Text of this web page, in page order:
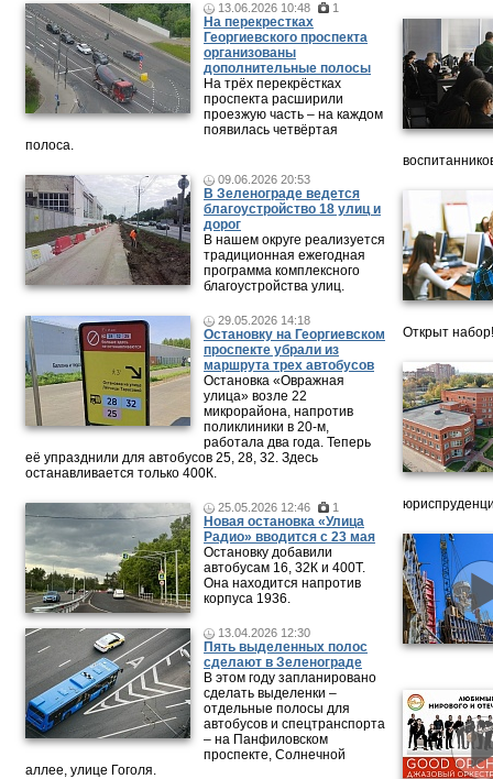
13.06.2026 10:48 1
На перекрестках
Георгиевского проспекта
организованы
дополнительные полосы
На трёх перекрёстках
проспекта расширили
проезжую часть – на каждом
появилась четвёртая
полоса.
09.06.2026 20:53
В Зеленограде ведется
благоустройство 18 улиц и
дорог
В нашем округе реализуется
традиционная ежегодная
программа комплексного
благоустройства улиц.
29.05.2026 14:18
Остановку на Георгиевском
проспекте убрали из
маршрута трех автобусов
Остановка «Овражная
улица» возле 22
микрорайона, напротив
поликлиники в 20-м,
работала два года. Теперь
её упразднили для автобусов 25, 28, 32. Здесь
останавливается только 400К.
25.05.2026 12:46 1
Новая остановка «Улица
Радио» вводится с 23 мая
Остановку добавили
автобусам 16, 32К и 400Т.
Она находится напротив
корпуса 1936.
13.04.2026 12:30
Пять выделенных полос
сделают в Зеленограде
В этом году запланировано
сделать выделенки –
отдельные полосы для
автобусов и спецтранспорта
– на Панфиловском
проспекте, Солнечной
аллее, улице Гоголя.
Открыт набор!